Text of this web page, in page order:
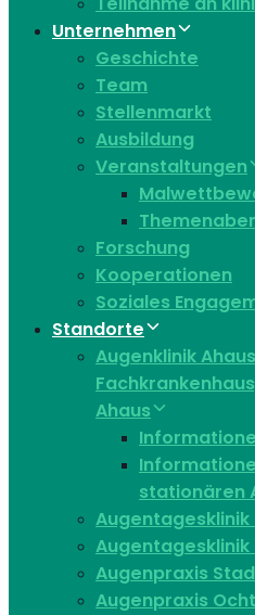
Unternehmen
Geschichte
Team
Stellenmarkt
Ausbildung
Veranstaltungen
Forschung
Kooperationen
Soziales
Standorte
Augenklinik Ahaus
Ahaus
stationären
Augentagesklinik
Augenpraxis
Augenpraxis